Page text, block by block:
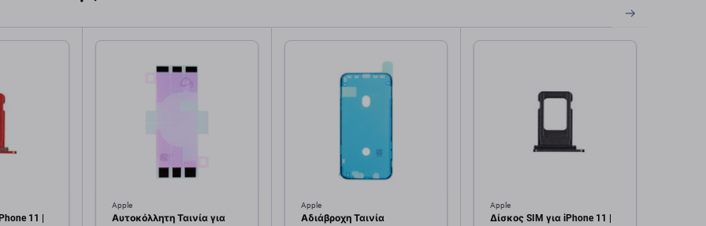
11 |
Apple
Αυτοκόλλητη Ταινία για
Apple
Αδιάβροχη Ταινία
Apple
Δίσκος SIM για iPhone 11 |